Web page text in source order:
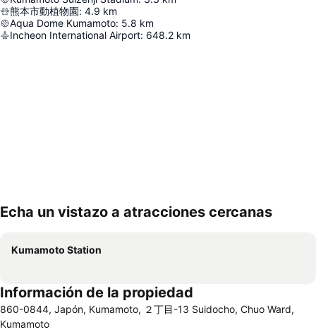
熊本市動植物園: 4.9 km
Aqua Dome Kumamoto: 5.8 km
Incheon International Airport: 648.2 km
Echa un vistazo a atracciones cercanas
Kumamoto Station
Información de la propiedad
860-0844, Japón, Kumamoto, ２丁目-13 Suidocho, Chuo Ward,
Kumamoto